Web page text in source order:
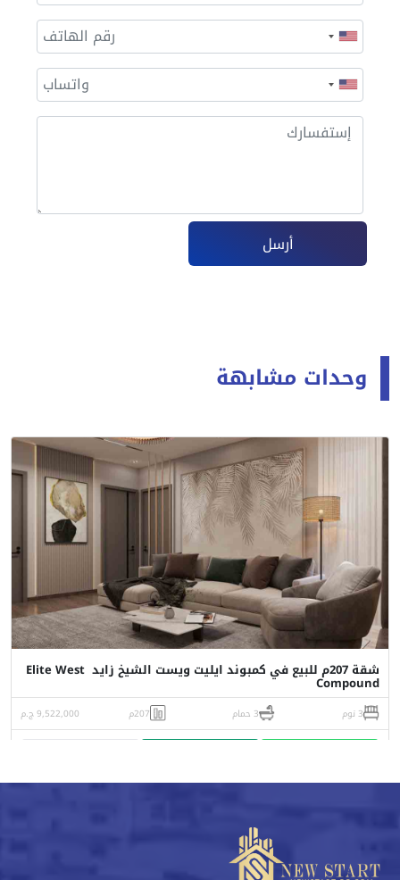
أرسل
وحدات مشابهة
شقة 207م للبيع في كمبوند ايليت ويست الشيخ زايد Elite West
Compound
3 نوم 3 حمام 207م 9,522,000 ج.م